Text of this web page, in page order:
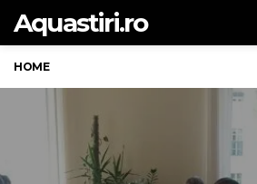
Aquastiri.ro
HOME